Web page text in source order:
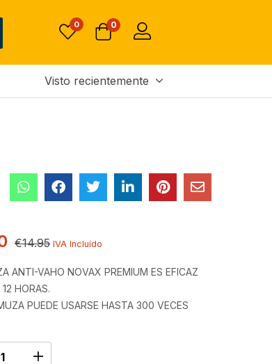
0 0
Visto recientemente
€14.95 IVA Incluído
ANTI-VAHO NOVAX PREMIUM ES EFICAZ
HORAS.
PUEDE USARSE HASTA 300 VECES